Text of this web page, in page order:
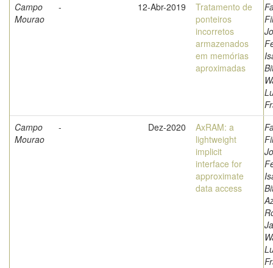
Campo
Mourao
- 12-Abr-2019
Tratamento de
ponteiros
incorretos
armazenados
em memórias
aproximadas
Campo
Mourao
- Dez-2020
AxRAM: a
lightweight
implicit
interface for
approximate
data access